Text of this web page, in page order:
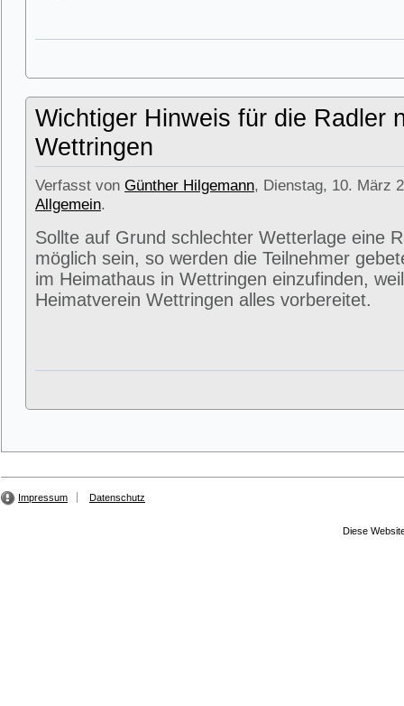
Wichtiger Hinweis für die Radler
Wettringen
Verfasst von Günther Hilgemann, Dienstag, 10. März
Allgemein.
Sollte auf Grund schlechter Wetterlage eine
möglich sein, so werden die Teilnehmer
im Heimathaus in Wettringen einzufinden,
Heimatverein Wettringen alles vorbereitet.
Impressum Datenschutz
Diese